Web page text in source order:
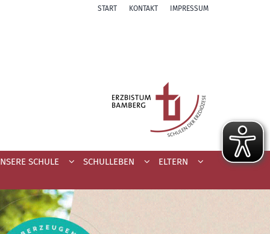
START KONTAKT IMPRESSUM
SCHULE SCHULLEBEN
ELTERN